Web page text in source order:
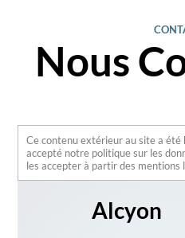
Nous
Ce contenu extérieur au site a été
accepté notre politique sur les
les accepter à partir des mentions
Alcyon